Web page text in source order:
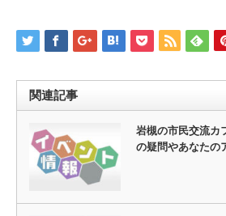
関連記事
岩槻の市民交流
の疑問やあなたの